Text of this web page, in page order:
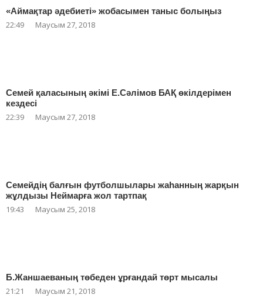
«Аймақтар әдебиеті» жобасымен таныс болыңыз
22:49 Маусым 27, 2018
Семей қаласының әкімі Е.Сәлімов БАҚ өкілдерімен
кездесі
22:39 Маусым 27, 2018
Семейдің балғын футболшылары жаһанның жарқын
жұлдызы Неймарға жол тартпақ
19:43 Маусым 25, 2018
Б.Жаншаеваның төбеден ұрғандай төрт мысалы
21:21 Маусым 21, 2018